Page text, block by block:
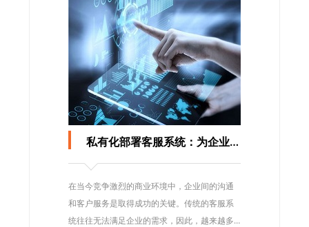
私有化部署客服系统：为企业打造高效沟通平台
在当今竞争激烈的商业环境中，企业间的沟通
和客户服务是取得成功的关键。传统的客服系
统往往无法满足企业的需求，因此，越来越多